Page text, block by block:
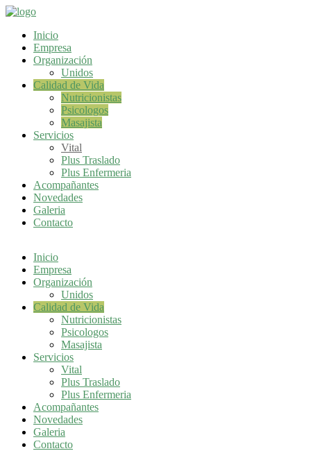
Inicio
Empresa
Organización
Unidos
Calidad de Vida
Nutricionistas
Psicologos
Masajista
Servicios
Vital
Plus Traslado
Plus Enfermeria
Acompañantes
Novedades
Galeria
Contacto
Inicio
Empresa
Organización
Unidos
Calidad de Vida
Nutricionistas
Psicologos
Masajista
Servicios
Vital
Plus Traslado
Plus Enfermeria
Acompañantes
Novedades
Galeria
Contacto